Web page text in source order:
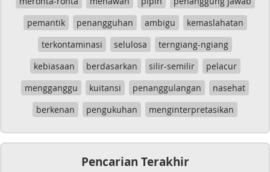
pemantik
penangguhan ambigu
kemaslahatan
terkontaminasi
selulosa
terngiang-ngiang
kebiasaan
berdasarkan silir-semilir
pelacur
mengganggu
kuitansi penanggulangan
nasehat
berkenan
pengukuhan menginterpretasikan
Pencarian Terakhir